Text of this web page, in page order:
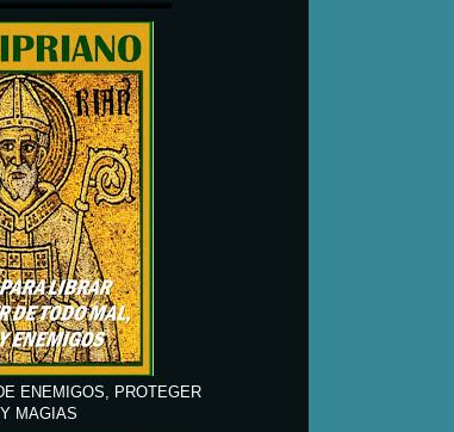
ENEMIGOS, PROTEGER
MAGIAS